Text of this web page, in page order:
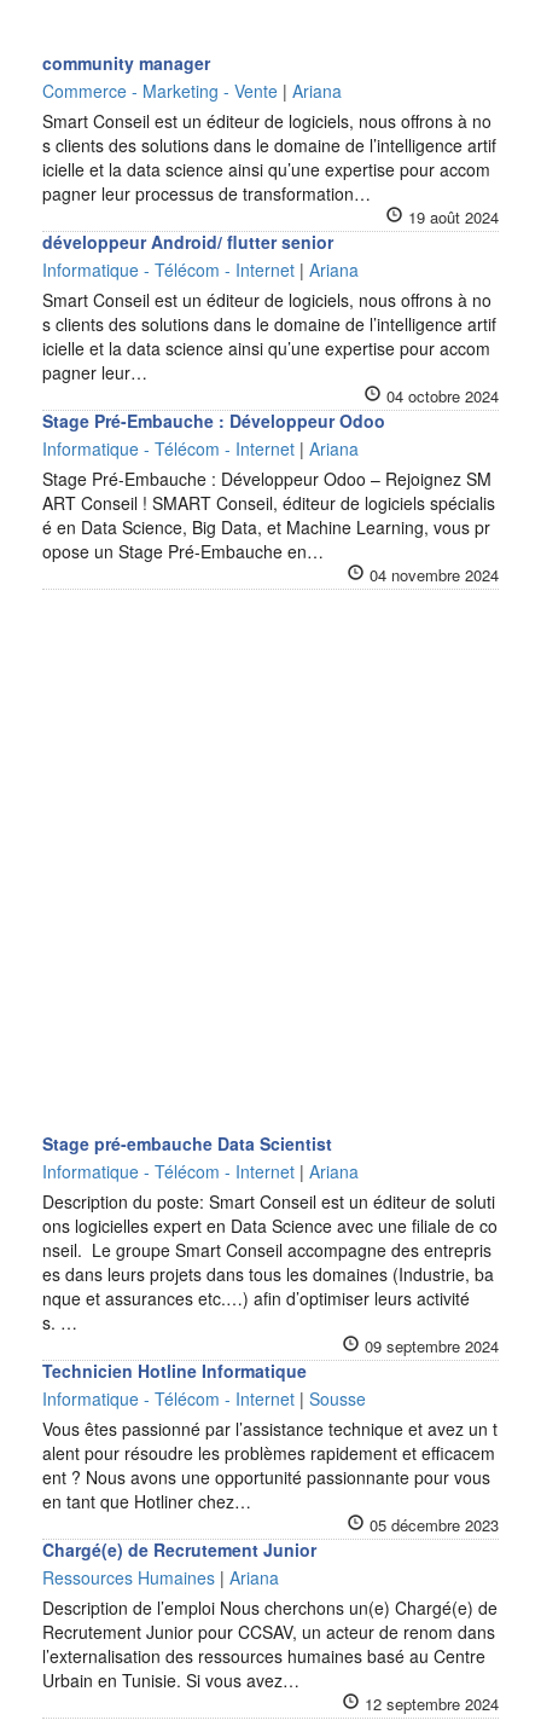
community manager
Commerce - Marketing - Vente | Ariana
Smart Conseil est un éditeur de logiciels, nous offrons à no
s clients des solutions dans le domaine de l’intelligence artif
icielle et la data science ainsi qu’une expertise pour accom
pagner leur processus de transformation…
19 août 2024
développeur Android/ flutter senior
Informatique - Télécom - Internet | Ariana
Smart Conseil est un éditeur de logiciels, nous offrons à no
s clients des solutions dans le domaine de l’intelligence artif
icielle et la data science ainsi qu’une expertise pour accom
pagner leur…
04 octobre 2024
Stage Pré-Embauche : Développeur Odoo
Informatique - Télécom - Internet | Ariana
Stage Pré-Embauche : Développeur Odoo – Rejoignez SM
ART Conseil ! SMART Conseil, éditeur de logiciels spécialis
é en Data Science, Big Data, et Machine Learning, vous pr
opose un Stage Pré-Embauche en…
04 novembre 2024
Stage pré-embauche Data Scientist
Informatique - Télécom - Internet | Ariana
Description du poste: Smart Conseil est un éditeur de soluti
ons logicielles expert en Data Science avec une filiale de co
nseil. Le groupe Smart Conseil accompagne des entrepris
es dans leurs projets dans tous les domaines (Industrie, ba
nque et assurances etc.…) afin d’optimiser leurs activité
s. …
09 septembre 2024
Technicien Hotline Informatique
Informatique - Télécom - Internet | Sousse
Vous êtes passionné par l’assistance technique et avez un t
alent pour résoudre les problèmes rapidement et efficacem
ent ? Nous avons une opportunité passionnante pour vous
en tant que Hotliner chez…
05 décembre 2023
Chargé(e) de Recrutement Junior
Ressources Humaines | Ariana
Description de l’emploi Nous cherchons un(e) Chargé(e) de
Recrutement Junior pour CCSAV, un acteur de renom dans
l’externalisation des ressources humaines basé au Centre
Urbain en Tunisie. Si vous avez…
12 septembre 2024